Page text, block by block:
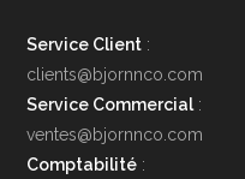
Service Client :
clients@bjornnco.com
Service Commercial:
ventes@bjornnco.com
Comptabilité :